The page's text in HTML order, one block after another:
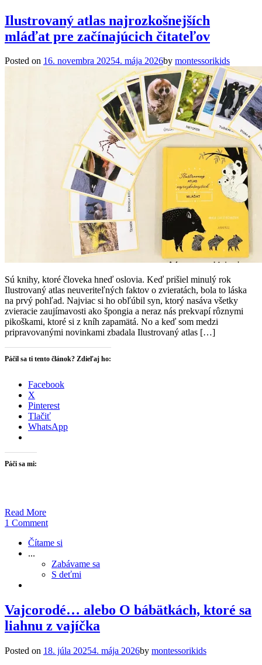
Ilustrovaný atlas najrozkošnejších
mláďat pre začínajúcich čitateľov
Posted on 16. novembra 20254. mája 2026by montessorikids
Sú knihy, ktoré človeka hneď oslovia. Keď prišiel minulý rok
Ilustrovaný atlas neuveriteľných faktov o zvieratách, bola to láska
na prvý pohľad. Najviac si ho obľúbil syn, ktorý nasáva všetky
zvieracie zaujímavosti ako špongia a neraz nás prekvapí rôznymi
pikoškami, ktoré si z kníh zapamätá. No a keď som medzi
pripravovanými novinkami zbadala Ilustrovaný atlas […]
Páčil sa ti tento článok? Zdieľaj ho:
Facebook
X
Pinterest
Tlačiť
WhatsApp
Páči sa mi:
Read More
1 Comment
Čítame si
...
Zabávame sa
S deťmi
Vajcorodé… alebo O bábätkách, ktoré sa
liahnu z vajíčka
Posted on 18. júla 20254. mája 2026by montessorikids